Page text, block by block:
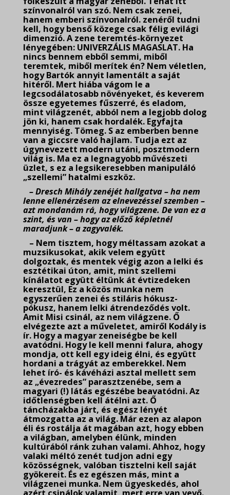
színvonalról van szó. Nem csak zenei,
hanem emberi színvonalról. zenéről tudni
kell, hogy benső közege csak félig evilági
dimenzió. A zene teremtés-környezet
lényegében: UNIVERZÁLIS MAGASLAT. Ha
nincs bennem ebből semmi, miből
teremtek, miből merítek én? Nem véletlen,
hogy Bartók annyit lamentált a saját
hitéről. Mert hiába vágom le a
legcsodálatosabb növényeket, és keverem
össze egyetemes fűszerré, és eladom,
mint világzenét, abból nem a legjobb dolog
jön ki, hanem csak hordalék. Egyfajta
mennyiség. Tömeg. S az emberben benne
van a giccsre való hajlam. Tudja ezt az
úgynevezett modern utáni, posztmodern
világ is. Ma ez a legnagyobb művészeti
üzlet, s ez a legsikeresebben manipuláló
„szellemi” hatalmi eszköz.
– Dresch Mihály zenéjét hallgatva – ha nem
lenne ellenérzésem az elnevezéssel szemben –
azt mondanám rá, hogy világzene. De van ez a
szint, és van – hogy az előző képletnél
maradjunk – a zagyvalék.
– Nem tisztem, hogy méltassam azokat a
muzsikusokat, akik velem együtt
dolgoztak, és mentek végig azon a lelki és
esztétikai úton, amit, mint szellemi
kínálatot együtt éltünk át évtizedeken
keresztül, Ez a közös munka nem
egyszerűen zenei és stiláris hókusz-
pókusz, hanem lelki átrendeződés volt.
Amit Misi csinál, az nem világzene. Ő
elvégezte azt a műveletet, amiről Kodály is
ír. Hogy a magyar zeneiségbe be kell
avatódni. Hogy le kell menni falura, ahogy
mondja, ott kell egy ideig élni, és együtt
hordani a trágyát az emberekkel. Nem
lehet író- és kávéházi asztal mellett sem
az „évezredes” parasztzenébe, sem a
magyari (!) látás egészébe beavatódni. Az
időtlenségben kell átélni azt. Ő
táncházakba járt, és egész lényét
átmozgatta az a világ. Már ezen az alapon
éli és rostálja át magában azt, hogy ebben
a világban, amelyben élünk, minden
kultúrából ránk zuhan valami. Ahhoz, hogy
valaki méltó zenét tudjon adni egy
közösségnek, valóban tisztelni kell saját
gyökereit. És ez egészen más, mint a
világzenei munka. Nem ügyeskedés, ahol